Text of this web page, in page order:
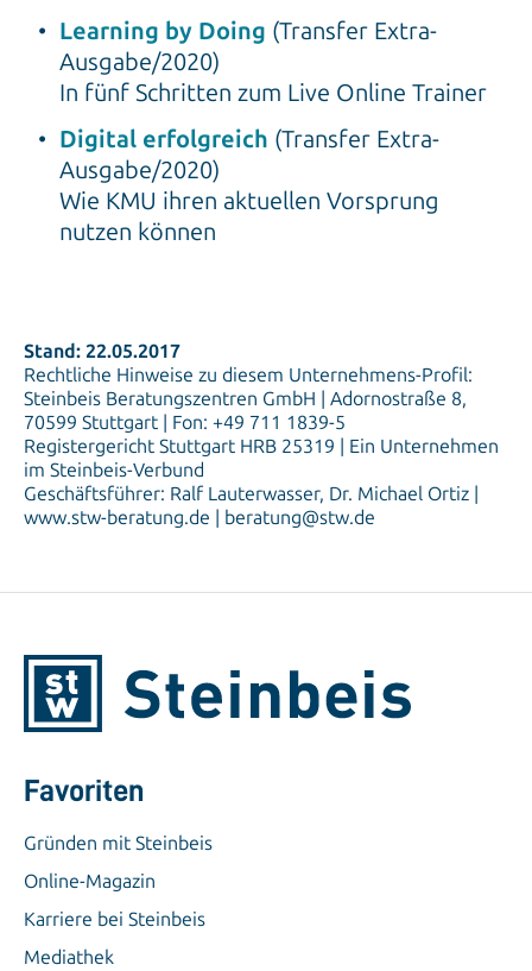
Learning by Doing (Transfer Extra-
Ausgabe/2020)
In fünf Schritten zum Live Online Trainer
Digital erfolgreich (Transfer Extra-
Ausgabe/2020)
Wie KMU ihren aktuellen Vorsprung
nutzen können
Stand: 22.05.2017
Rechtliche Hinweise zu diesem Unternehmens-Profil:
Steinbeis Beratungszentren GmbH | Adornostraße 8,
70599 Stuttgart | Fon: +49 711 1839-5
Registergericht Stuttgart HRB 25319 | Ein Unternehmen
im Steinbeis-Verbund
Geschäftsführer: Ralf Lauterwasser, Dr. Michael Ortiz |
www.stw-beratung.de | beratung@stw.de
Favoriten
Gründen mit Steinbeis
Online-Magazin
Karriere bei Steinbeis
Mediathek